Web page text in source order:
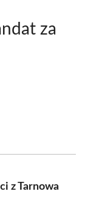
za
z Tarnowa